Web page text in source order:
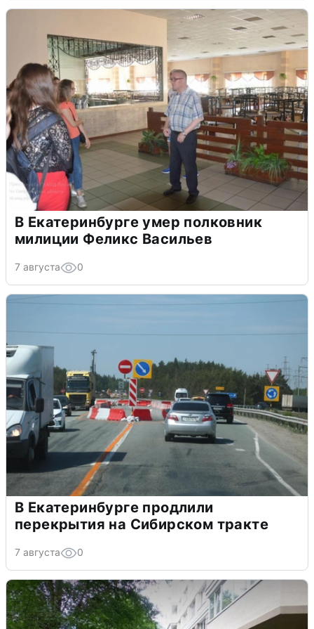
В Екатеринбурге умер полковник
милиции Феликс Васильев
7 августа 0
В Екатеринбурге продлили
перекрытия на Сибирском тракте
7 августа 0